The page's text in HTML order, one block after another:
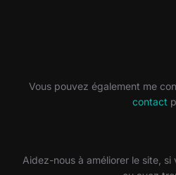
Vous pouvez également me
contact
Aidez-nous à améliorer le site,